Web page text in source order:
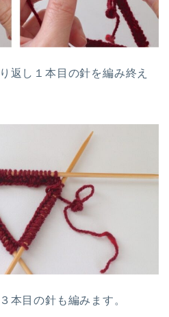
返し１本目の針を編み終え
本目の針も編みます。